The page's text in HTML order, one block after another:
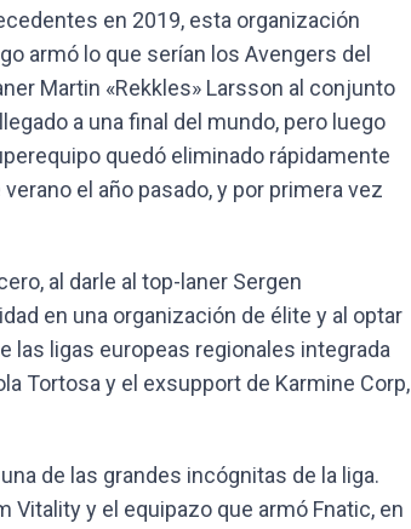
en 2019, esta organización
armó lo que serían los Avengers del
Martin «Rekkles» Larsson al conjunto
a una final del mundo, pero luego
quedó eliminado rápidamente
el año pasado, y por primera vez
al darle al top-laner Sergen
en una organización de élite y al optar
las ligas europeas regionales integrada
Tortosa y el exsupport de Karmine Corp,
de las grandes incógnitas de la liga.
y el equipazo que armó Fnatic, en